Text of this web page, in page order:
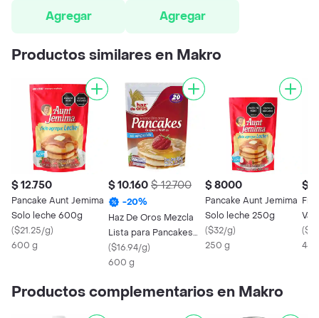
Agregar
Agregar
Productos similares en Makro
$ 12.750
Pancake Aunt Jemima
Solo leche 600g
($21.25/g)
600 g
$ 10.160 $ 12.700
-20%
Haz De Oros Mezcla
Lista para Pancakes
Crepes y Waffles
($16.94/g)
600 g
$ 8000
Pancake Aunt Jemima
Solo leche 250g
($32/g)
250 g
$
(
Productos complementarios en Makro